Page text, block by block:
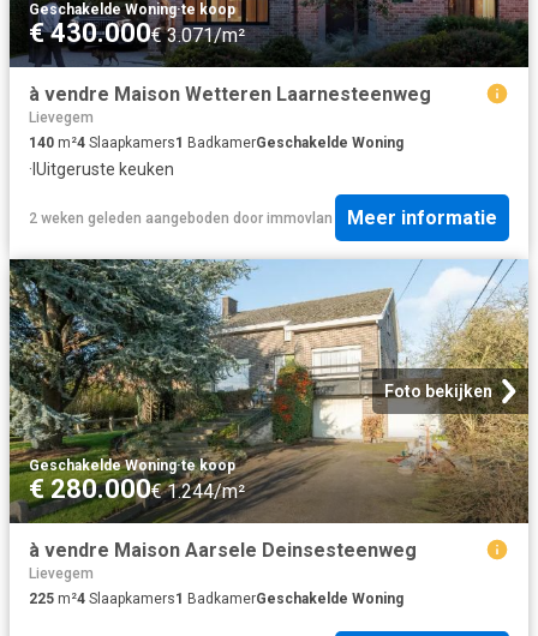
Geschakelde Woning·te koop
€ 430.000€ 3.071/m²
à vendre Maison Wetteren Laarnesteenweg
Lievegem
140 m²4 Slaapkamers1 BadkamerGeschakelde Woning
· IUitgeruste keuken
2 weken geleden aangeboden door immovlan Meer informatie
Foto bekijken
Geschakelde Woning·te koop
€ 280.000€ 1.244/m²
à vendre Maison Aarsele Deinsesteenweg
Lievegem
225 m²4 Slaapkamers1 BadkamerGeschakelde Woning